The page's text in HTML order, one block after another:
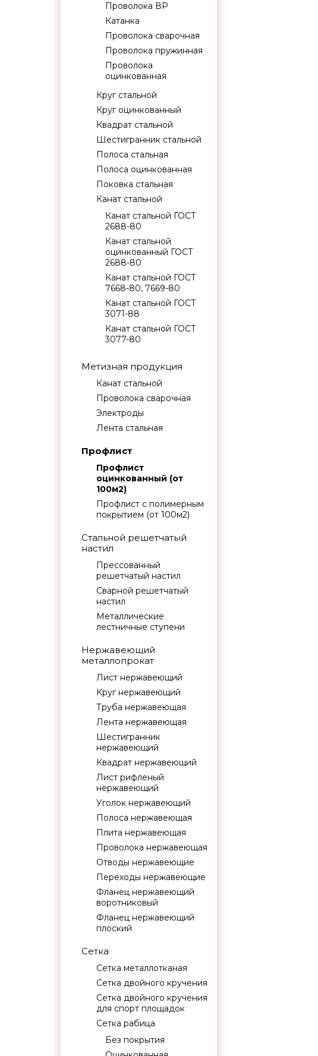
Проволока ВР
Катанка
Проволока сварочная
Проволока пружинная
Проволока
оцинкованная
Круг стальной
Круг оцинкованный
Квадрат стальной
Шестигранник стальной
Полоса стальная
Полоса оцинкованная
Поковка стальная
Канат стальной
Канат стальной ГОСТ
2688-80
Канат стальной
оцинкованный ГОСТ
2688-80
Канат стальной ГОСТ
7668-80, 7669-80
Канат стальной ГОСТ
3071-88
Канат стальной ГОСТ
3077-80
Метизная продукция
Канат стальной
Проволока сварочная
Электроды
Лента стальная
Профлист
Профлист
оцинкованный (от
100м2)
Профлист с полимерным
покрытием (от 100м2)
Стальной решетчатый
настил
Прессованный
решетчатый настил
Сварной решетчатый
настил
Металлические
лестничные ступени
Нержавеющий
металлопрокат
Лист нержавеющий
Круг нержавеющий
Труба нержавеющая
Лента нержавеющая
Шестигранник
нержавеющий
Квадрат нержавеющий
Лист рифленый
нержавеющий
Уголок нержавеющий
Полоса нержавеющая
Плита нержавеющая
Проволока нержавеющая
Отводы нержавеющие
Переходы нержавеющие
Фланец нержавеющий
воротниковый
Фланец нержавеющий
плоский
Сетка
Сетка металлотканая
Сетка двойного кручения
Сетка двойного кручения
для спорт площадок
Сетка рабица
Без покрытия